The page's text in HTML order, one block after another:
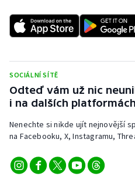
Sportovní střelba
Stolní tenis
Triatlon
Vodní slalom
Volejbal
SOCIÁLNÍ SÍTĚ
Odteď vám už nic
i na dalších
Nenechte si nikde ujít nejnovější
na Facebooku, X, Instagramu,